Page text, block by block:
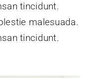
tincidunt.
malesuada.
tincidunt.